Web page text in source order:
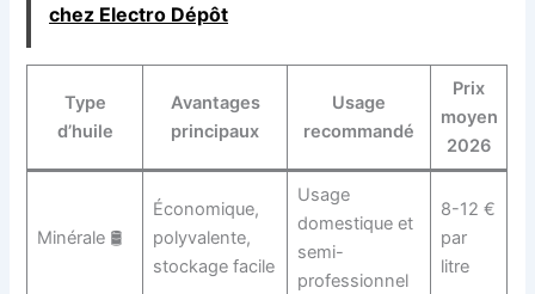
chez Electro Dépôt
Type
d’huile
Avantages
principaux
Usage
recommandé
Prix
moyen
2026
Minérale 🛢️
Économique,
polyvalente,
stockage facile
Usage
domestique et
semi-
professionnel
8-12 €
par
litre